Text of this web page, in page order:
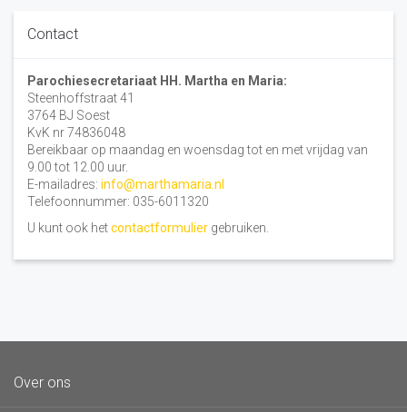
Contact
Parochiesecretariaat HH. Martha en Maria:
Steenhoffstraat 41
3764 BJ Soest
KvK nr 74836048
Bereikbaar op maandag en woensdag tot en met vrijdag van
9.00 tot 12.00 uur.
E-mailadres: info@marthamaria.nl
Telefoonnummer: 035-6011320
U kunt ook hetcontactformulier gebruiken.
Over ons